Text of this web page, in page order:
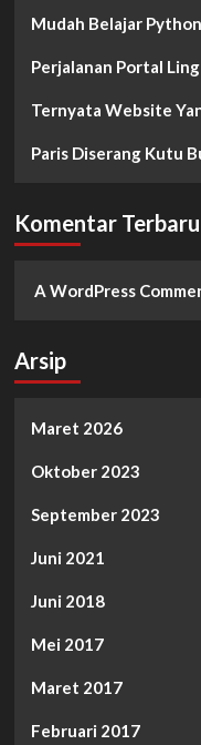
Mudah Belajar
Perjalanan Portal
Ternyata Website
Paris Diserang Kutu
Komentar Terbaru
A WordPress
Arsip
Maret 2026
Oktober 2023
September 2023
Juni 2021
Juni 2018
Mei 2017
Maret 2017
Februari 2017